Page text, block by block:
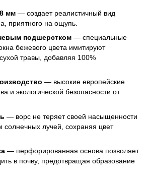
мм — создает реалистичный вид
приятного на ощупь.
подшерстком — специальные
бежевого цвета имитируют
травы, добавляя 100%
— высокие европейские
и экологической безопасности от
— ворс не теряет своей насыщенности
солнечных лучей, сохраняя цвет
— перфорированная основа позволяет
в почву, предотвращая образование